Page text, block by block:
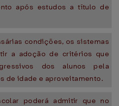
após estudos a título de
condições, os sistemas
a adoção de critérios que
dos alunos pela
de idade e aproveitamento.
poderá admitir que no